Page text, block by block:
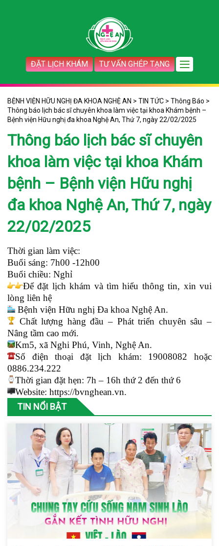
ĐẶT LỊCH KHÁM TƯ VẤN GHÉP TẠNG
BỆNH VIỆN HỮU NGHỊ ĐA KHOA NGHỆ AN > TIN TỨC > Thông Báo >
Thông báo lịch bác sĩ chuyên khoa làm việc tại khoa Khám bệnh –
Bệnh viện Hữu nghị đa khoa Nghệ An, Thứ 7, ngày 22/02/2025
Thông báo lịch bác sĩ chuyên
khoa làm việc tại khoa Khám
bệnh – Bệnh viện Hữu nghị
đa khoa Nghệ An, Thứ 7, ngày
22/02/2025
Thời gian làm việc:
Buổi sáng: 7h00 -12h00
Buổi chiều: Nghỉ
Để đặt lịch khám và tìm hiểu thông tin, xin vui
lòng liên hệ
Bệnh viện Hữu nghị Đa khoa Nghệ An.
Chất lượng hàng đầu – Phát triển chuyên sâu –
Nâng tầm cao mới.
Km5, xã Nghi Phú, Vinh, Nghệ An.
Số điện thoại đặt lịch khám: 19008082 hoặc
0886.234.222
Thời gian đặt hẹn: 7h – 16h thứ 2 đến thứ 6
Website: https://bvnghean.vn.
TIN NỔI BẬT